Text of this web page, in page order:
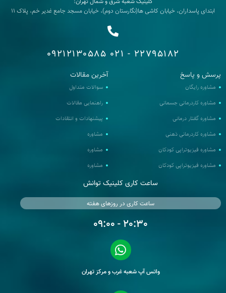
ابتدای پاسداران، خیابان کاشی ها(نگارستان دوم)، خیابان مسجد جامع غدیر خم، پلاک 11
22795182 - 021
پرسش و پاسخ
مشاوره رایگان
مشاوره کاردرمانی جسمانی
مشاوره گفتار درمانی
مشاوره کاردرمانی ذهنی
مشاوره فیزیوتراپی کودکان
مشاوره فیزیوتراپی کودکان
آخرین مقالات
سوالات متداول
راهنمایی مقالات
پیشنهادات و انتقادات
مشاوره
مشاوره
مشاوره
ساعت کاری کلینیک توانش
ساعت کاری در روزهای هفته
20:30 - 09:00
واتس آپ شعبه غرب و مرکز تهران